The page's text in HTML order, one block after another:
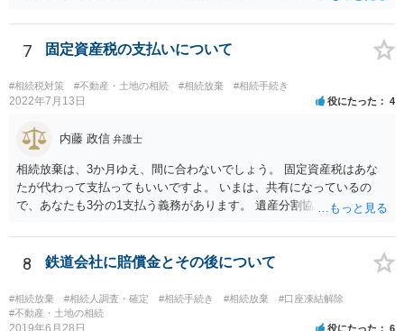
述の手続ということだと思いますが) ただ、葬儀費用ならいくらでもよ
いということではなく、身分相応の、社会的儀式として当然認められ
る程度の金額に留まると考えた方がよいです。 もし、相続人の皆さん
に葬儀費用を支出する経済力がなく、質素な葬儀を行った費用であれ
ば相続財産から支出しても単純承認と認められない可能性が高いの
7 固定資産税の支払いについて
#相続税対策 #不動産・土地の相続 #相続放棄 #相続手続き
2022年7月13日 役にたった 4
内藤 政信 弁護士
相続放棄は、3か月ゆえ、間に合わないでしょう。 固定資産税はあな
たが代わって支払ってもいいですよ。 いまは、共有になっているの
で、あなたも3分の1支払う義務があります。 遺産分割協議をして、不
払い義務があります。
8 鉄道会社に賠償金とその後について
#相続放棄 #相続人調査・確定 #相続手続き #相続放棄
#口座凍結解除
#不動産・土地の相続
2019年6月28日 役にたった 6